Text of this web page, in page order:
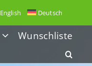
English Deutsch
Wunschliste